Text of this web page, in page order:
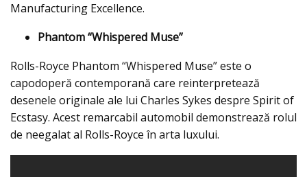
Manufacturing Excellence.
Phantom “Whispered Muse”
Rolls-Royce Phantom “Whispered Muse” este o
capodoperă contemporană care reinterpretează
desenele originale ale lui Charles Sykes despre Spirit of
Ecstasy. Acest remarcabil automobil demonstrează rolul
de neegalat al Rolls-Royce în arta luxului.